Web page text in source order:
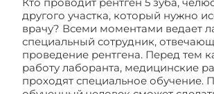
другого участка, который нужно
врачу? Всеми моментами ведает
специальный сотрудник,
проведение рентгена. Перед тем
работу лаборанта, медицинские
проходят специальное обучение.